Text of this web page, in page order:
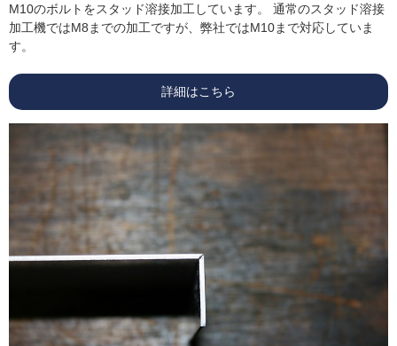
M10のボルトをスタッド溶接加工しています。 通常のスタッド溶接
加工機ではM8までの加工ですが、弊社ではM10まで対応していま
す。
詳細はこちら